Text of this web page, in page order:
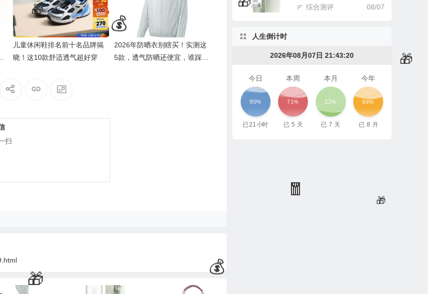
儿童休闲鞋排名前十名品牌揭
晓！这10款舒适透气超好穿
2026年防晒衣别瞎买！实测这
5款，透气防晒还便宜，谁踩坑
扫
实用
08/07
综合测评
人生倒计时
2026年08月07日 21:43:21
今日
90%
已21小时
本周
71%
已 5 天
本月
22%
已 7 天
今年
66%
已 8 月
🎁